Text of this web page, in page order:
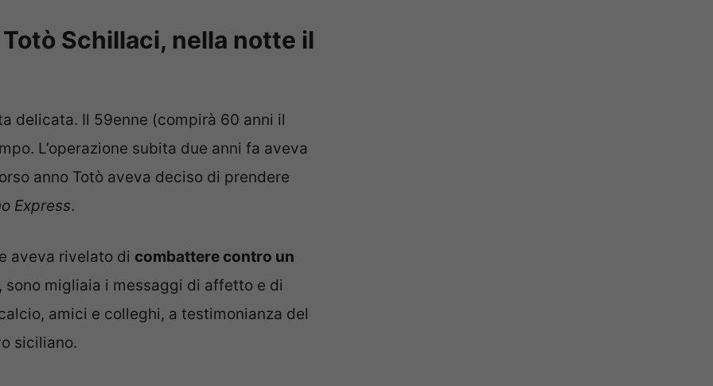
Schillaci, nella notte il
delicata. Il 59enne (compirà 60 anni il
L’operazione subita due anni fa aveva
anno Totò aveva deciso di prendere
Express.
aveva rivelato di combattere contro un
sono migliaia i messaggi di affetto e di
amici e colleghi, a testimonianza del
siciliano.